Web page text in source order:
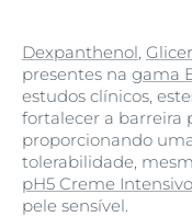
Dexpanthenol
presentes na gama
estudos clínicos,
fortalecer a barreira
proporcionando
tolerabilidade,
pH5 Creme
pele sensível.